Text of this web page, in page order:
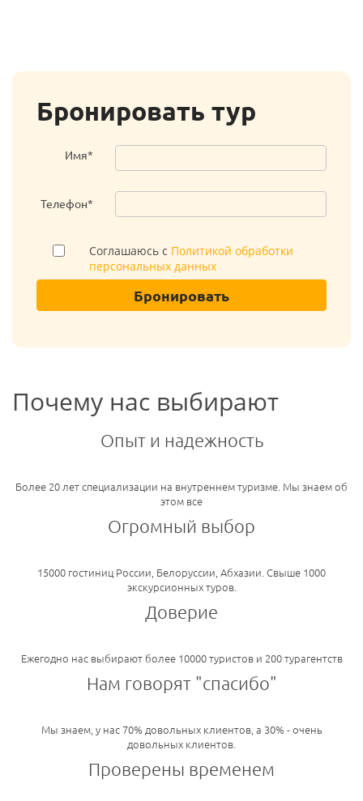
Бронировать тур
Имя*
Телефон*
Соглашаюсь с Политикой обработки
персональных данных
Бронировать
Почему нас выбирают
Опыт и надежность
Более 20 лет специализации на внутреннем туризме. Мы знаем об
этом все
Огромный выбор
15000 гостиниц России, Белоруссии, Абхазии. Свыше 1000
экскурсионных туров.
Доверие
Ежегодно нас выбирают более 10000 туристов и 200 турагентств
Нам говорят "спасибо"
Мы знаем, у нас 70% довольных клиентов, а 30% - очень
довольных клиентов.
Проверены временем